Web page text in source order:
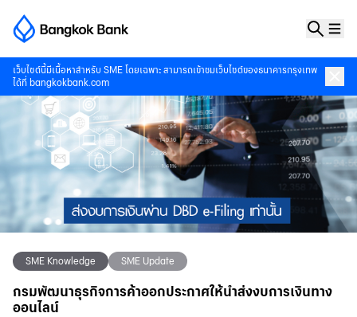
เว็บไซต์นี้มีเนื้อหาสำหรับ SME โดยเฉพาะ สามารถเข้าชมเว็บไซต์ของธนาคารกรุงเทพ
ได้ที่ bangkokbank.com
SME Knowledge SME Update
กรมพัฒนาธุรกิจการค้าออกประกาศให้นำส่งงบการเงินทาง
ออนไลน์